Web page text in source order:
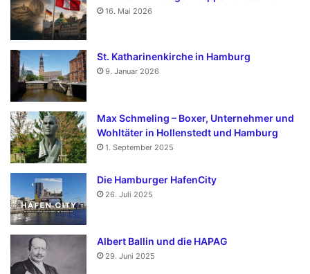
16. Mai 2026
St. Katharinenkirche in Hamburg
9. Januar 2026
Max Schmeling – Boxer, Unternehmer und
Wohltäter in Hollenstedt und Hamburg
1. September 2025
Die Hamburger HafenCity
26. Juli 2025
Albert Ballin und die HAPAG
29. Juni 2025